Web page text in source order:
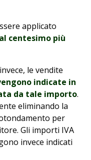
applicato
centesimo più
le vendite
indicate in
da tale importo.
eliminando la
per
Gli importi IVA
invece indicati